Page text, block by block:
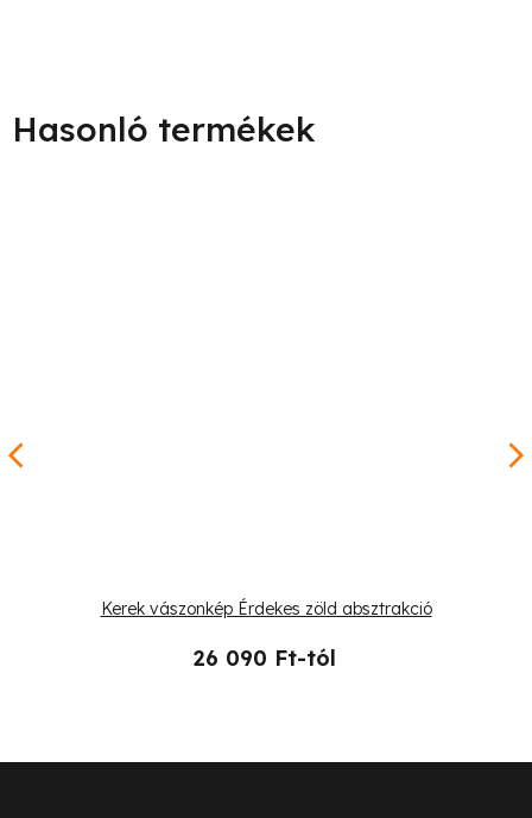
Kerek vászonkép Érdekes zöld absztrakció
26 090 Ft-tól